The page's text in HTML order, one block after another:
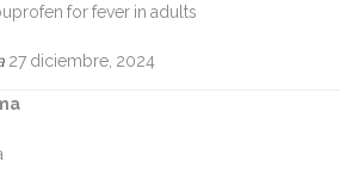
for fever in adults
27 diciembre, 2024